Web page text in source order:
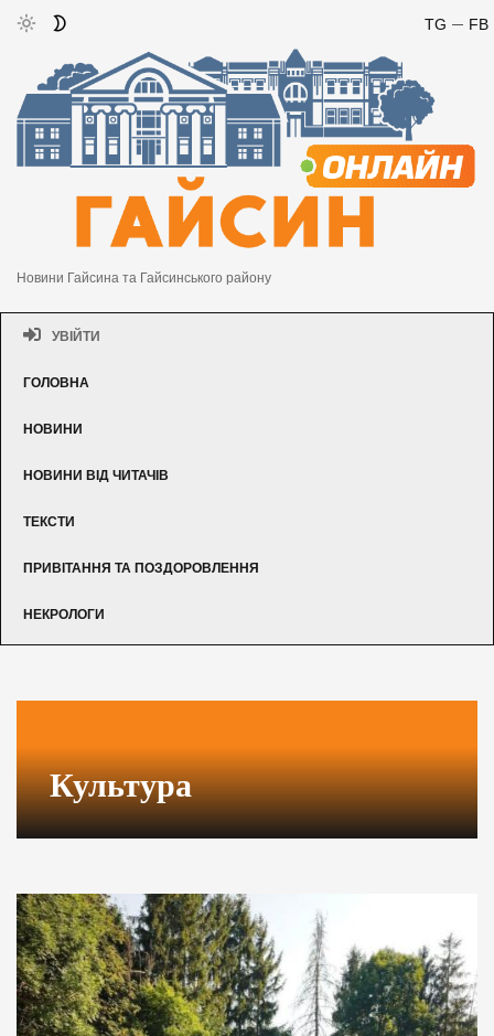
FB
TG
Новини Гайсина та Гайсинського району
УВІЙТИ
ГОЛОВНА
НОВИНИ
НОВИНИ ВІД ЧИТАЧІВ
ТЕКСТИ
ПРИВІТАННЯ ТА ПОЗДОРОВЛЕННЯ
НЕКРОЛОГИ
Культура